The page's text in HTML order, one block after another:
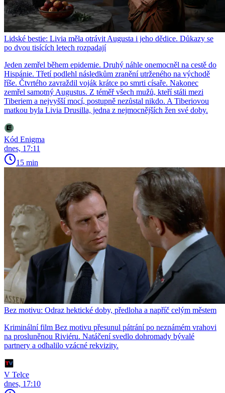
Lidské bestie: Livia měla otrávit Augusta i jeho dědice. Důkazy se
po dvou tisících letech rozpadají
Jeden zemřel během epidemie. Druhý náhle onemocněl na cestě do
Hispánie. Třetí podlehl následkům zranění utrženého na východě
říše. Čtvrtého zavraždil voják krátce po smrti císaře. Nakonec
zemřel samotný Augustus. Z téměř všech mužů, kteří stáli mezi
Tiberiem a nejvyšší mocí, postupně nezůstal nikdo. A Tiberiovou
matkou byla Livia Drusilla, jedna z nejmocnějších žen své doby.
Kód Enigma
dnes, 17:11
15 min
Bez motivu: Odraz hektické doby, předloha a napříč celým městem
Kriminální film Bez motivu přesunul pátrání po neznámém vrahovi
na prosluněnou Riviéru. Natáčení svedlo dohromady bývalé
partnery a odhalilo vzácné rekvizity.
V Telce
dnes, 17:10